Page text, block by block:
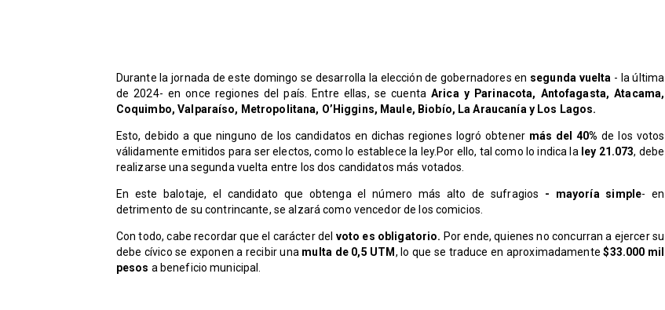
Durante la jornada de este domingo se desarrolla la elección de gobernadores en segunda vuelta - la última
de 2024- en once regiones del país. Entre ellas, se cuentaArica y Parinacota, Antofagasta, Atacama,
Coquimbo, Valparaíso, Metropolitana, O’Higgins, Maule, Biobío, La Araucanía y Los Lagos.
Esto, debido a que ninguno de los candidatos en dichas regiones logró obtener más del 40% de los votos
válidamente emitidos para ser electos, como lo establece la ley.Por ello, tal como lo indica la ley 21.073, debe
realizarse una segunda vuelta entre los dos candidatos más votados.
En este balotaje, el candidato que obtenga el número más alto de sufragios - mayoría simple- en
detrimento de su contrincante, se alzará como vencedor de los comicios.
Con todo, cabe recordar que el carácter del voto es obligatorio. Por ende, quienes no concurran a ejercer su
debe cívico se exponen a recibir una multa de 0,5 UTM , lo que se traduce en aproximadamente$33.000 mil
pesos a beneficio municipal.